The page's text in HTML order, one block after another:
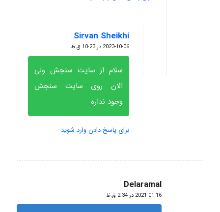
Sirvan Sheikhi
گفته:
2023-10-06 در 10:23 ق.ظ
سلام از سایت سنجش ولی
الان روی سایت سنجش
وجود نداره
برای پاسخ دادن وارد شوید
Delaramal
گفته:
2021-01-16 در 2:34 ق.ظ